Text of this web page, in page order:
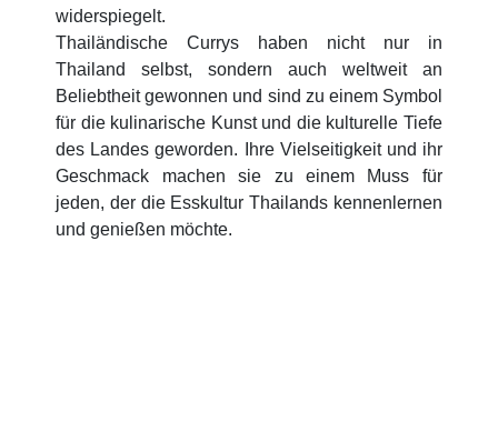
widerspiegelt.
Thailändische Currys haben nicht nur in
Thailand selbst, sondern auch weltweit an
Beliebtheit gewonnen und sind zu einem Symbol
für die kulinarische Kunst und die kulturelle Tiefe
des Landes geworden. Ihre Vielseitigkeit und ihr
Geschmack machen sie zu einem Muss für
jeden, der die Esskultur Thailands kennenlernen
und genießen möchte.